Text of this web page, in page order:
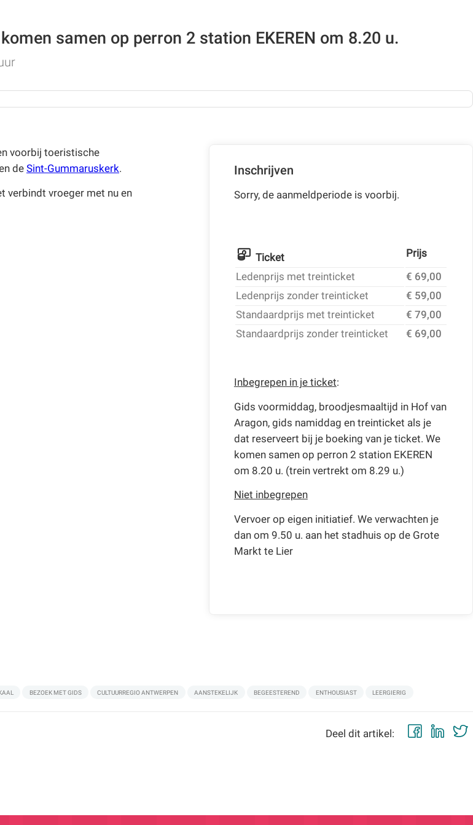
samen op perron 2 station EKEREN om 8.20 u.
voorbij toeristische
deSint-Gummaruskerk.
verbindt vroeger met nu en
Inschrijven
Sorry, de aanmeldperiode is voorbij.
Ticket
Prijs
Ledenprijs met treinticket
€ 69,00
Ledenprijs zonder treinticket
€ 59,00
Standaardprijs met treinticket
€ 79,00
Standaardprijs zonder treinticket
€ 69,00
Inbegrepen in je ticket:
Gids voormiddag, broodjesmaaltijd in Hof van
Aragon, gids namiddag en treinticket als je
dat reserveert bij je boeking van je ticket. We
komen samen op perron 2 station EKEREN
om 8.20 u. (trein vertrekt om 8.29 u.)
Niet inbegrepen
Vervoer op eigen initiatief. We verwachten je
dan om 9.50 u. aan het stadhuis op de Grote
Markt te Lier
BEZOEK MET GIDS CULTUURREGIO ANTWERPEN AANSTEKELIJK BEGEESTEREND ENTHOUSIAST LEERGIERIG
Deel dit artikel: